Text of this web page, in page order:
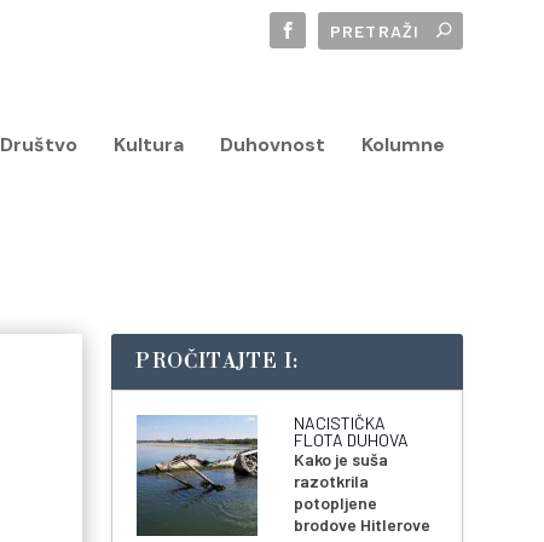
Društvo Kultura Duhovnost Kolumne
PROČITAJTE I:
NACISTIČKA
FLOTA DUHOVA
Kako je suša
razotkrila
potopljene
brodove Hitlerove